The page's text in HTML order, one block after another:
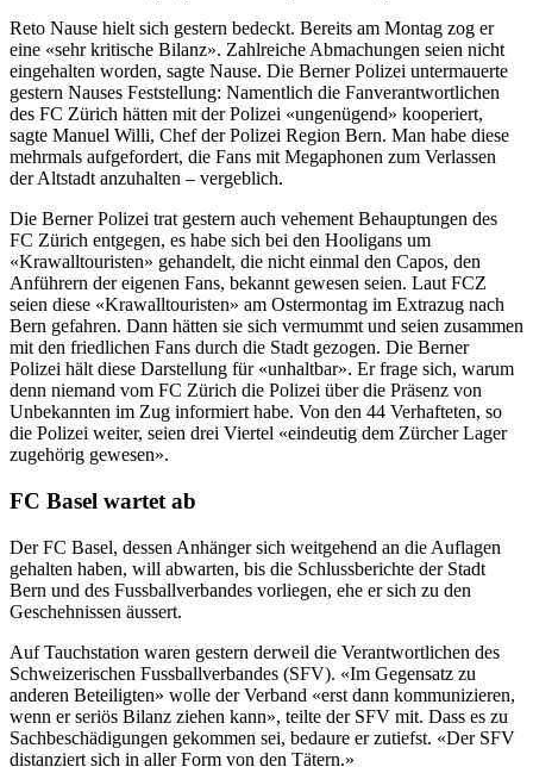
Reto Nause hielt sich gestern bedeckt. Bereits am Montag zog er
eine «sehr kritische Bilanz». Zahlreiche Abmachungen seien nicht
eingehalten worden, sagte Nause. Die Berner Polizei untermauerte
gestern Nauses Feststellung: Namentlich die Fanverantwortlichen
des FC Zürich hätten mit der Polizei «ungenügend» kooperiert,
sagte Manuel Willi, Chef der Polizei Region Bern. Man habe diese
mehrmals aufgefordert, die Fans mit Megaphonen zum Verlassen
der Altstadt anzuhalten – vergeblich.
Die Berner Polizei trat gestern auch vehement Behauptungen des
FC Zürich entgegen, es habe sich bei den Hooligans um
«Krawalltouristen» gehandelt, die nicht einmal den Capos, den
Anführern der eigenen Fans, bekannt gewesen seien. Laut FCZ
seien diese «Krawalltouristen» am Ostermontag im Extrazug nach
Bern gefahren. Dann hätten sie sich vermummt und seien zusammen
mit den friedlichen Fans durch die Stadt gezogen. Die Berner
Polizei hält diese Darstellung für «unhaltbar». Er frage sich, warum
denn niemand vom FC Zürich die Polizei über die Präsenz von
Unbekannten im Zug informiert habe. Von den 44 Verhafteten, so
die Polizei weiter, seien drei Viertel «eindeutig dem Zürcher Lager
zugehörig gewesen».
FC Basel wartet ab
Der FC Basel, dessen Anhänger sich weitgehend an die Auflagen
gehalten haben, will abwarten, bis die Schlussberichte der Stadt
Bern und des Fussballverbandes vorliegen, ehe er sich zu den
Geschehnissen äussert.
Auf Tauchstation waren gestern derweil die Verantwortlichen des
Schweizerischen Fussballverbandes (SFV). «Im Gegensatz zu
anderen Beteiligten» wolle der Verband «erst dann kommunizieren,
wenn er seriös Bilanz ziehen kann», teilte der SFV mit. Dass es zu
Sachbeschädigungen gekommen sei, bedaure er zutiefst. «Der SFV
distanziert sich in aller Form von den Tätern.»